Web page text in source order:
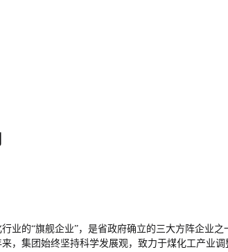
业的“旗舰企业”，是省政府确立的三大方阵企业
，集团始终坚持科学发展观，致力于煤化工产业